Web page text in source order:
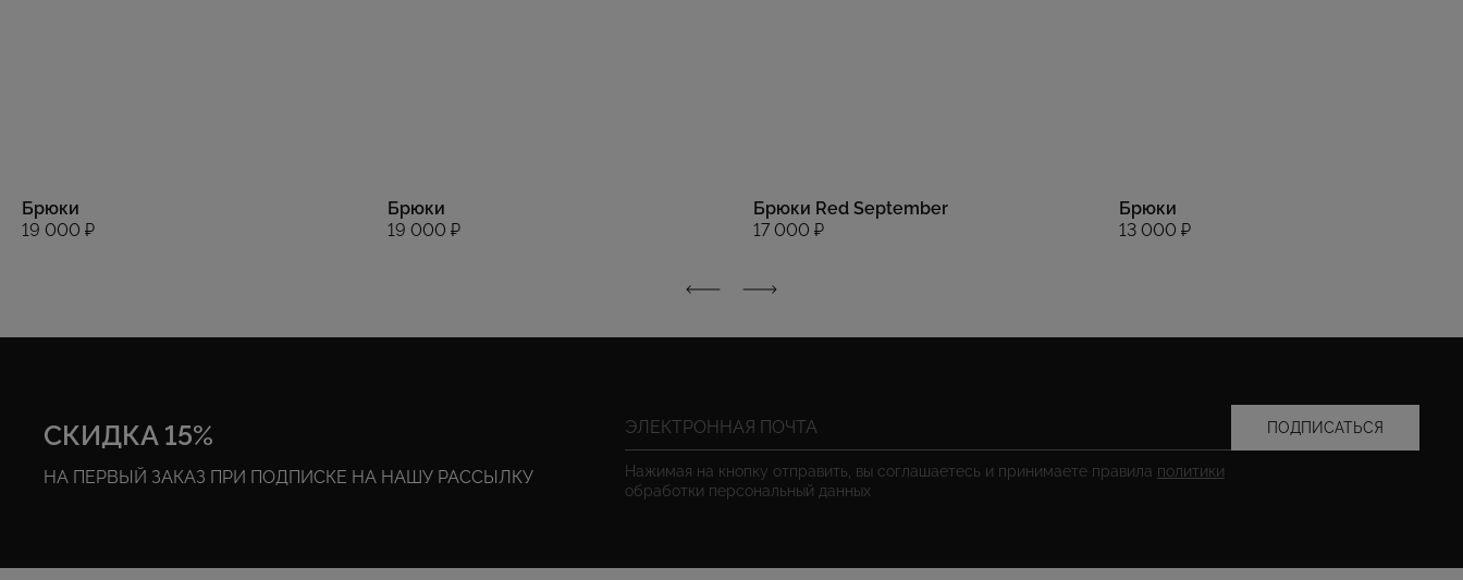
Брюки
19 000 ₽
Брюки
19 000 ₽
Брюки Red September
17 000 ₽
Брюки
13 000 ₽
СКИДКА 15%
НА ПЕРВЫЙ ЗАКАЗ ПРИ ПОДПИСКЕ НА НАШУ РАССЫЛКУ
ПОДПИСАТЬСЯ
Нажимая на кнопку отправить, вы соглашаетесь и принимаете правила политики
обработки персональный данных